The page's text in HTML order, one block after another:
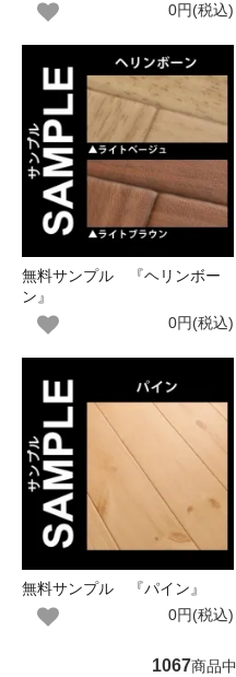
0円(税込)
無料サンプル 『ヘリンボー
ン』
0円(税込)
無料サンプル 『パイン』
0円(税込)
1067商品中